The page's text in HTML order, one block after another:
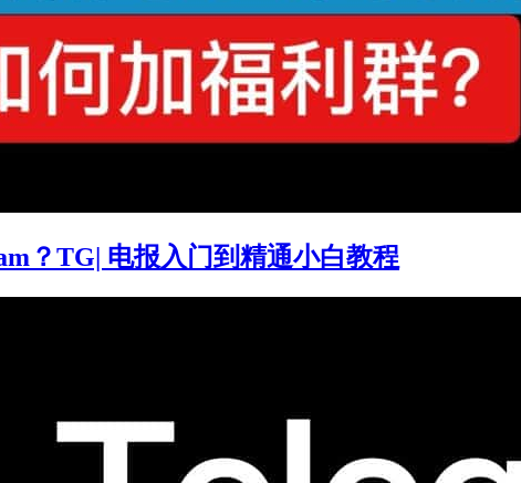
？TG| 电报入门到精通小白教程